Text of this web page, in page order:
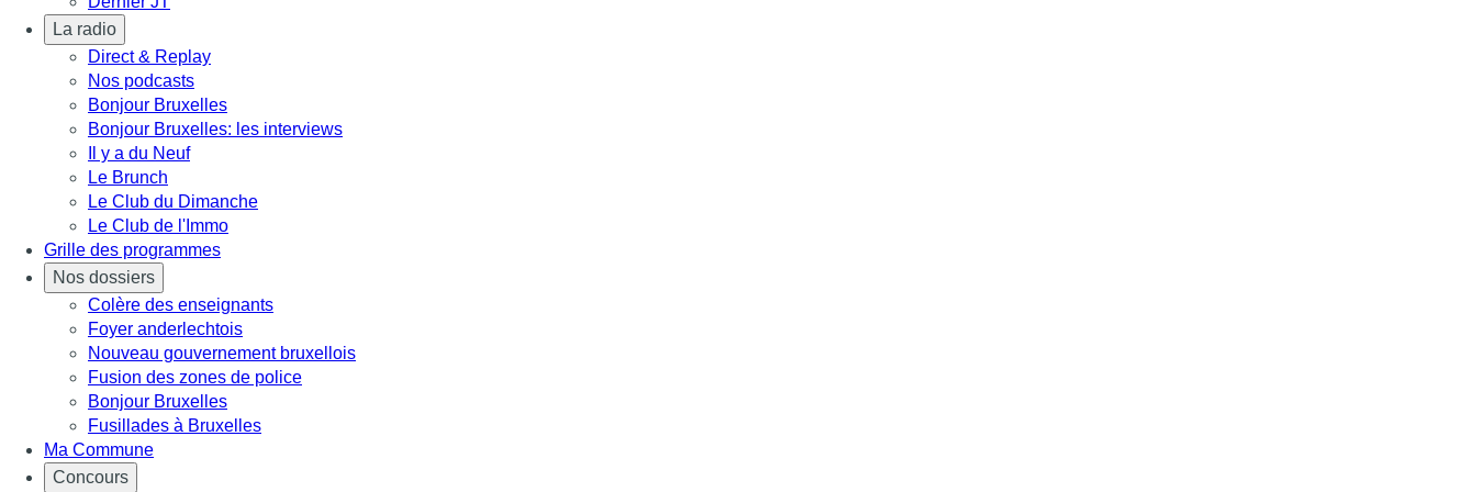
La radio
Direct & Replay
Nos podcasts
Bonjour Bruxelles
Bonjour Bruxelles: les interviews
Il y a du Neuf
Le Brunch
Le Club du Dimanche
Le Club de l'Immo
Grille des programmes
Nos dossiers
Colère des enseignants
Foyer anderlechtois
Nouveau gouvernement bruxellois
Fusion des zones de police
Bonjour Bruxelles
Fusillades à Bruxelles
Ma Commune
Concours